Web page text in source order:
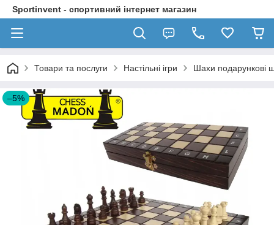
Sportinvent - спортивний інтернет магазин
Товари та послуги Настільні ігри Шахи подарункові
–5%